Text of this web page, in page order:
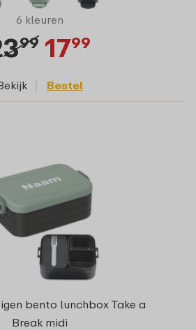
6 kleuren
99 1799
Bestel
bento lunchbox Take a
Break midi